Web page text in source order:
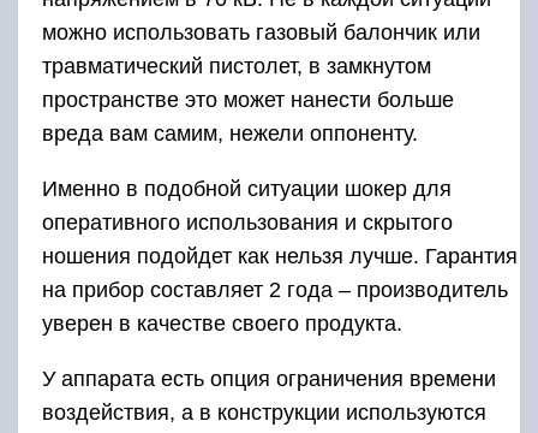
можно использовать газовый балончик или
травматический пистолет, в замкнутом
пространстве это может нанести больше
вреда вам самим, нежели оппоненту.
Именно в подобной ситуации шокер для
оперативного использования и скрытого
ношения подойдет как нельзя лучше. Гарантия
на прибор составляет 2 года – производитель
уверен в качестве своего продукта.
У аппарата есть опция ограничения времени
воздействия, а в конструкции используются